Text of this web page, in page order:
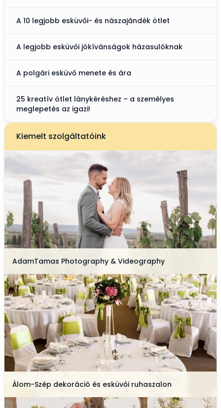
A 10 legjobb esküvői- és nászajándék ötlet
A legjobb esküvői jókívánságok házasulóknak
A polgári esküvő menete és ára
25 kreatív ötlet lánykéréshez – a személyes
meglepetés az igazi!
Kiemelt szolgáltatóink
AdamTamas Photography & Videography
Álom-Szép dekoráció és esküvői ruhaszalon